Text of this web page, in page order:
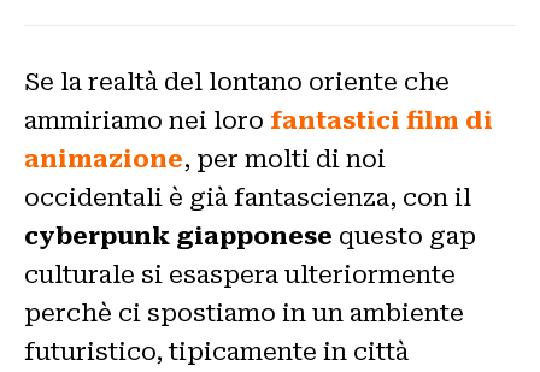
Se la realtà del lontano oriente che
ammiriamo nei loro fantastici film di
animazione, per molti di noi
occidentali è già fantascienza, con il
cyberpunk giapponese questo gap
culturale si esaspera ulteriormente
perchè ci spostiamo in un ambiente
futuristico, tipicamente in città